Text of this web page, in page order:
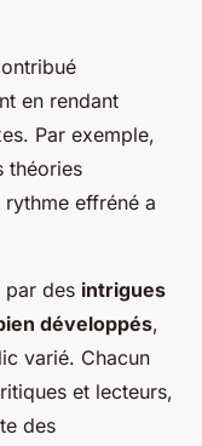
en rendant
Par exemple,
théories
effréné a
par des intrigues
développés,
varié. Chacun
et lecteurs,
des